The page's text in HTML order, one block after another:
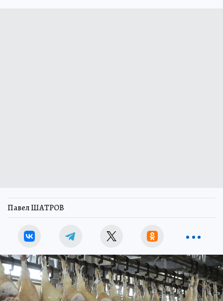
Павел ШАТРОВ